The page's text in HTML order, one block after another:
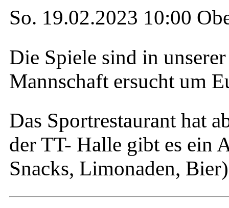
So. 19.02.2023 10:00
Die Spiele sind in
Mannschaft ersucht um
Das Sportrestaurant hat
der TT- Halle gibt es ein
Snacks, Limonaden, Bier)